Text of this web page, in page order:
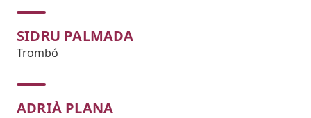
SIDRU PALMADA
Trombó
ADRIÀ PLANA